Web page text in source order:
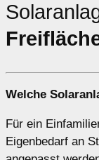
Welche
Für ein
Eigenbedarf an